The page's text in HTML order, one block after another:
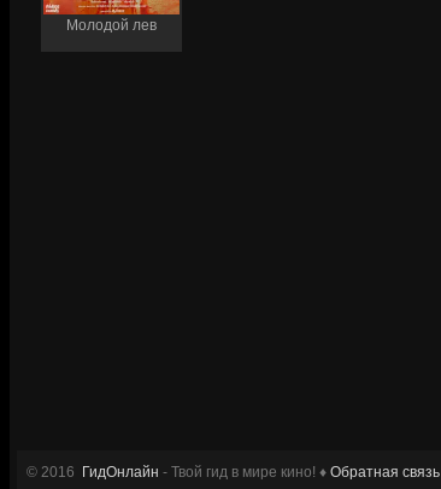
Молодой лев
© 2016 ГидОнлайн - Твой гид в мире кино! ♦ Обратная связь